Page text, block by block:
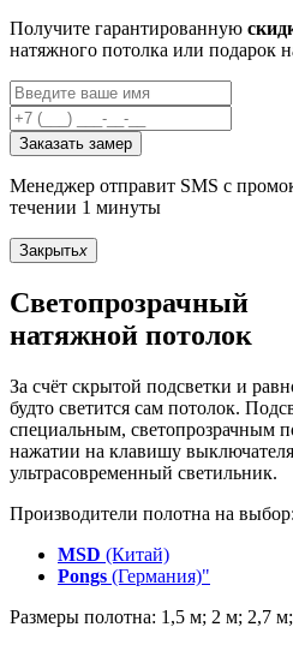
Получите гарантированную
натяжного потолка или подарок
Заказать замер
Менеджер отправит SMS с
течении 1 минуты
Закрытьx
Светопрозрачный
натяжной потолок
За счёт скрытой подсветки и
будто светится сам потолок.
специальным, светопрозрачным
нажатии на клавишу
ультрасовременный светильник.
Производители полотна на выбор:
MSD (Китай)
Pongs (Германия)"
Размеры полотна: 1,5 м; 2 м; 2,7